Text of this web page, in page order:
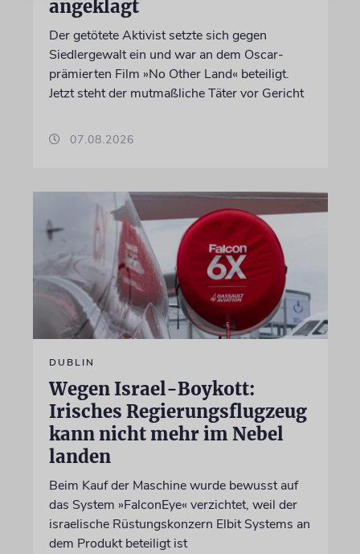
angeklagt
Der getötete Aktivist setzte sich gegen
Siedlergewalt ein und war an dem Oscar-
prämierten Film »No Other Land« beteiligt.
Jetzt steht der mutmaßliche Täter vor Gericht
07.08.2026
DUBLIN
Wegen Israel-Boykott:
Irisches Regierungsflugzeug
kann nicht mehr im Nebel
landen
Beim Kauf der Maschine wurde bewusst auf
das System »FalconEye« verzichtet, weil der
israelische Rüstungskonzern Elbit Systems an
dem Produkt beteiligt ist